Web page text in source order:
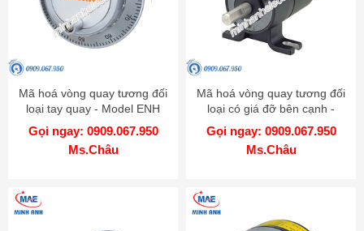
Mã hoá vòng quay tương đối
loại tay quay - Model ENH
Gọi ngay: 0909.067.950
Ms.Châu
Mã hoá vòng quay tương đối
loại có giá đỡ bên cạnh -
Model ENA
Gọi ngay: 0909.067.950
Ms.Châu